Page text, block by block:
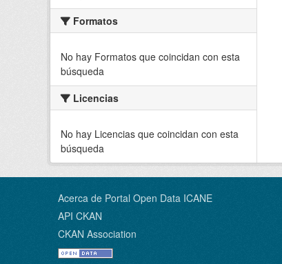
Formatos
No hay Formatos que coincidan con esta
búsqueda
Licencias
No hay Licencias que coincidan con esta
búsqueda
Acerca de Portal Open Data ICANE
API CKAN
CKAN Association